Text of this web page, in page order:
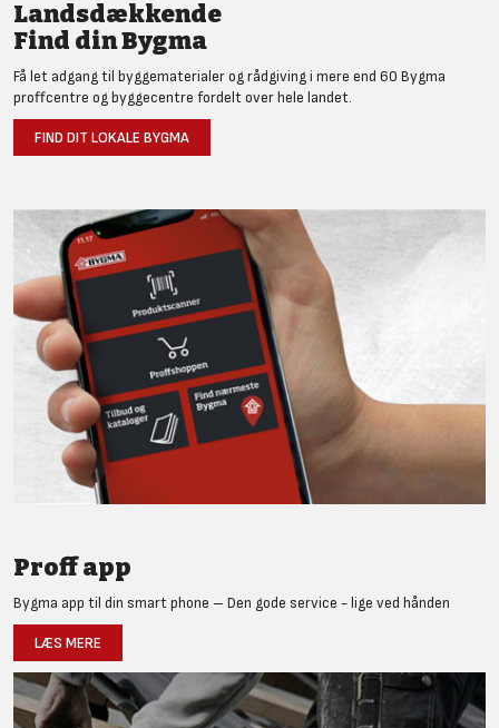
Landsdækkende
Find din Bygma
Få let adgang til byggematerialer og rådgiving i mere end 60 Bygma
proffcentre og byggecentre fordelt over hele landet.
FIND DIT LOKALE BYGMA
Proff app
Bygma app til din smart phone – Den gode service - lige ved hånden
LÆS MERE